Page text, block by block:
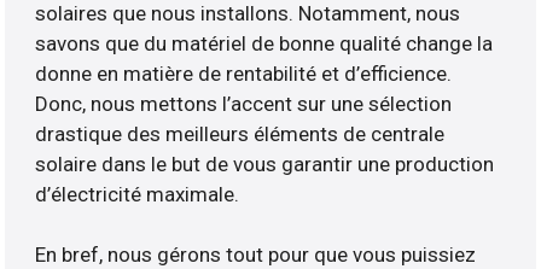
solaires que nous installons. Notamment, nous
savons que du matériel de bonne qualité change la
donne en matière de rentabilité et d’efficience.
Donc, nous mettons l’accent sur une sélection
drastique des meilleurs éléments de centrale
solaire dans le but de vous garantir une production
d’électricité maximale.
En bref, nous gérons tout pour que vous puissiez